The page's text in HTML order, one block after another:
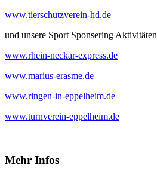
www.tierschutzverein-hd.de
und unsere Sport Sponsering Aktivitäten
www.rhein-neckar-express.de
www.marius-erasme.de
www.ringen-in-eppelheim.de
www.turnverein-eppelheim.de
Mehr Infos